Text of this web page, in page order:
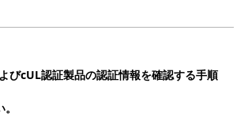
びcUL認証製品の認証情報を確認する手順